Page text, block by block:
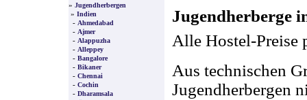
» Jugendherbergen
» Indien
- Ahmedabad
- Ajmer
- Alappuzha
- Alleppey
- Bangalore
- Bikaner
- Chennai
- Cochin
- Dharamsala
Jugendherberge
Alle Hostel-Preise
Aus technischen
Jugendherbergen